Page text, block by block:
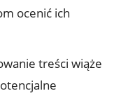
ocenić ich
treści wiąże